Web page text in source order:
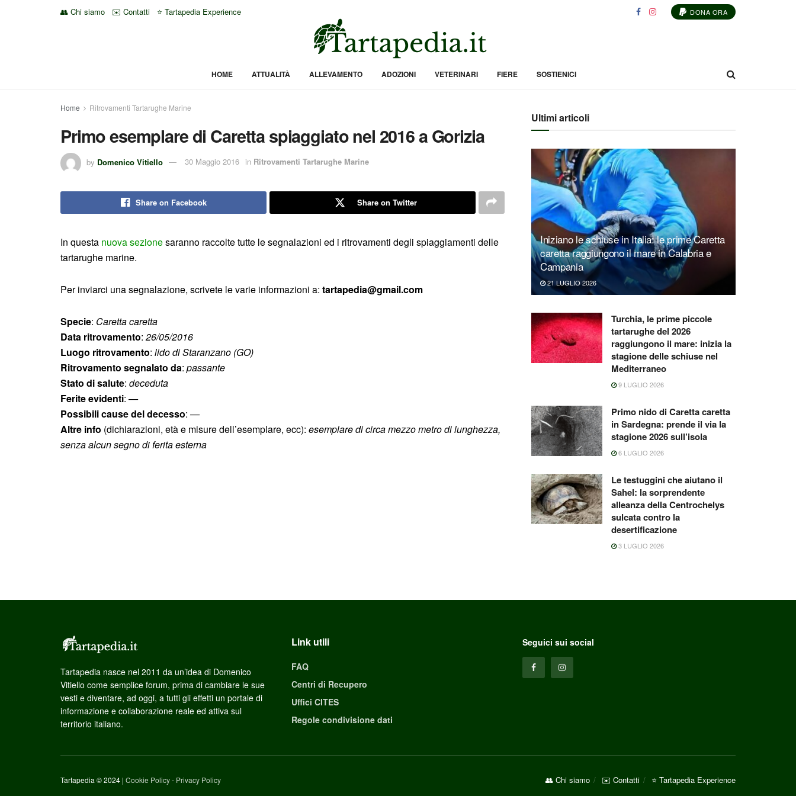
👥 Chi siamo ✉️ Contatti ⭐ Tartapedia Experience DONA ORA
HOME ATTUALITÀ ALLEVAMENTO ADOZIONI VETERINARI FIERE SOSTIENICI
Home Ritrovamenti Tartarughe Marine
Primo esemplare di Caretta spiaggiato nel 2016 a Gorizia
by Domenico Vitiello 30 Maggio 2016 in Ritrovamenti Tartarughe Marine
Share on Facebook Share on Twitter
In questa nuova sezionesaranno raccolte tutte le segnalazioni ed i ritrovamenti degli spiaggiamenti delle
tartarughe marine.
Per inviarci una segnalazione, scrivete le varie informazioni a: tartapedia@gmail.com
Specie: Caretta caretta
Data ritrovamento: 26/05/2016
Luogo ritrovamento: lido di Staranzano (GO)
Ritrovamento segnalato da: passante
Stato di salute: deceduta
Ferite evidenti: —
Possibili cause del decesso: —
Altre info (dichiarazioni, età e misure dell’esemplare, ecc): esemplare di circa mezzo metro di lunghezza,
senza alcun segno di ferita esterna
Ultimi articoli
Iniziano le schiuse in Italia: le prime Caretta
caretta raggiungono il mare in Calabria e
Campania
21 LUGLIO 2026
Turchia, le prime piccole
tartarughe del 2026
raggiungono il mare: inizia la
stagione delle schiuse nel
Mediterraneo
9 LUGLIO 2026
Primo nido di Caretta caretta
in Sardegna: prende il via la
stagione 2026 sull’isola
6 LUGLIO 2026
Le testuggini che aiutano il
Sahel: la sorprendente
alleanza della Centrochelys
sulcata contro la
desertificazione
3 LUGLIO 2026
Tartapedia nasce nel 2011 da un’idea di Domenico
Vitiello come semplice forum, prima di cambiare le sue
vesti e diventare, ad oggi, a tutti gli effetti un portale di
informazione e collaborazione reale ed attiva sul
territorio italiano.
Link utili
FAQ
Centri di Recupero
Uffici CITES
Regole condivisione dati
Seguici sui social
👥 Chi siamo ✉️ Contatti ⭐ Tartapedia Experience
Tartapedia © 2024 | Cookie Policy- Privacy Policy